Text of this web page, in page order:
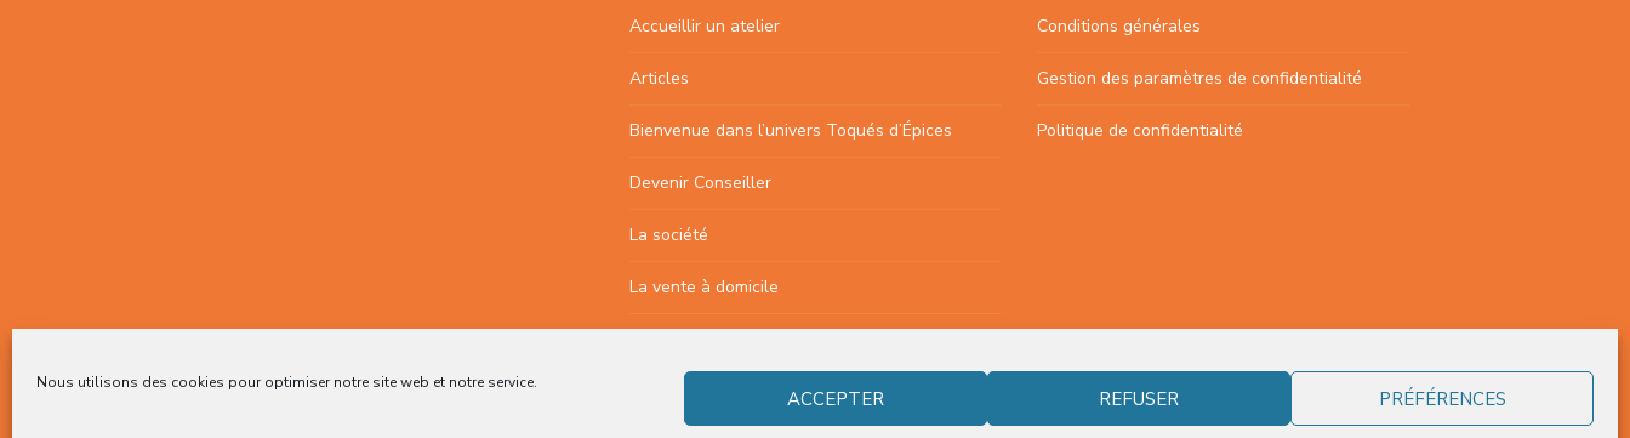
Nous utilisons des cookies pour optimiser notre site web et notre service.
ACCEPTER REFUSER PRÉFÉRENCES
Accueillir un atelier
Articles
Bienvenue dans l’univers Toqués d’Épices
Devenir Conseiller
La société
La vente à domicile
Conditions générales
Gestion des paramètres de confidentialité
Politique de confidentialité